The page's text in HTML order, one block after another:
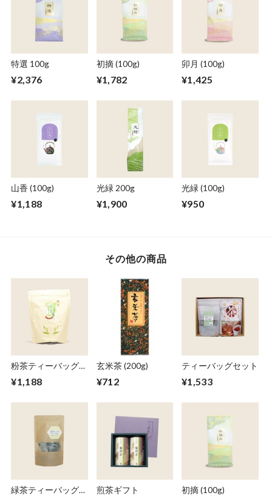
特選 100g
¥2,376
初摘 (100g)
¥1,782
卯月 (100g)
¥1,425
山香 (100g)
¥1,188
光緑 200g
¥1,900
光緑 (100g)
¥950
その他の商品
粉茶ティーバッグ
¥1,188
玄米茶 (200g)
¥712
ティーバッグセット
¥1,533
緑茶ティーバッグ
煎茶ギフト 初摘 (100g)